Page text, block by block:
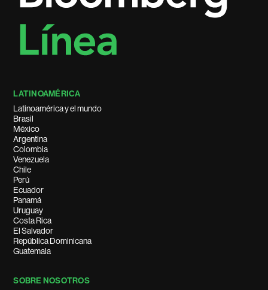
LATINOAMÉRICA
Latinoamérica y el mundo
Brasil
México
Argentina
Colombia
Venezuela
Chile
Perú
Ecuador
Panamá
Uruguay
Costa Rica
El Salvador
República Dominicana
Guatemala
SOBRE NOSOTROS